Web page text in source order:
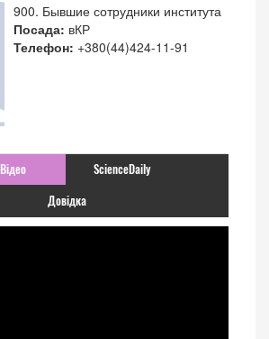
900. Бывшие сотрудники института
Посада: вКР
Телефон: +380(44)424-11-91
Відео ScienceDaily
Довідка